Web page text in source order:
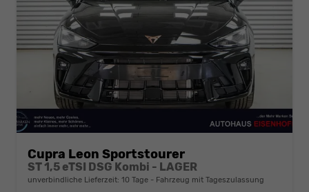
Cupra Leon Sportstourer
ST 1,5 eTSI DSG Kombi - LAGER
unverbindliche Lieferzeit: 10 Tage Fahrzeug mit Tageszulassung